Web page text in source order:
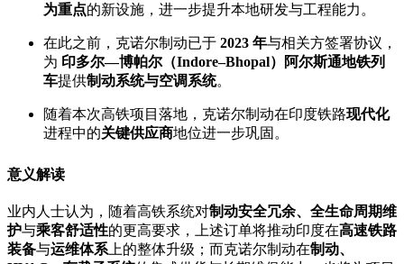
为重点的新设施，进一步提升本地研发与工程能力。
在此之前，克诺尔制动已于 2023 年与相关方签署协议，
为 印多尔—博帕尔（Indore–Bhopal）阿尔斯通地铁列
车提供制动系统与空调系统。
随着本次高铁项目落地，克诺尔制动在印度铁路现代化
进程中的关键供应商地位进一步巩固。
意义解读
业内人士认为，随着高铁系统对制动安全冗余、全生命周期维
护与乘客舒适性的更高要求，上述订单将推动印度在高速铁路
装备与运维体系 上的整体升级；而克诺尔制动在制动、